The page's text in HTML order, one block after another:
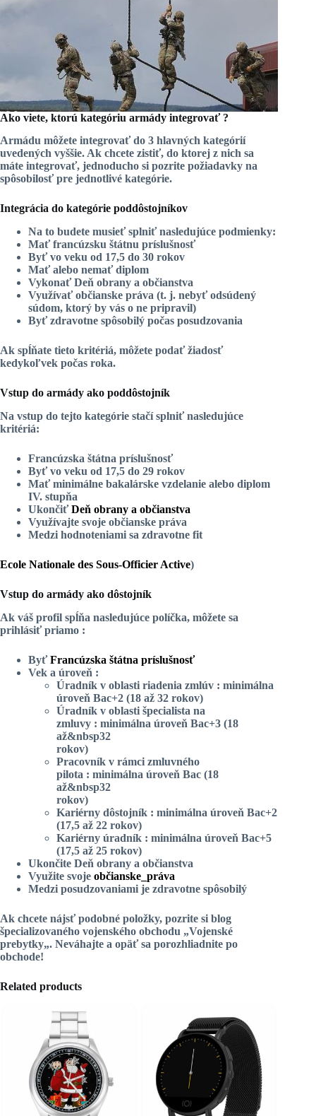
Ako viete, ktorú kategóriu armády integrovať ?
Armádu môžete integrovať do 3 hlavných kategórií
uvedených vyššie. Ak chcete zistiť, do ktorej z nich sa
máte integrovať, jednoducho si pozrite požiadavky na
spôsobilosť pre jednotlivé kategórie.
Integrácia do kategórie poddôstojníkov
Na to budete musieť splniť nasledujúce podmienky:
Mať francúzsku štátnu príslušnosť
Byť vo veku od 17,5 do 30 rokov
Mať alebo nemať diplom
Vykonať Deň obrany a občianstva
Využívať občianske práva (t. j. nebyť odsúdený
súdom, ktorý by vás o ne pripravil)
Byť zdravotne spôsobilý počas posudzovania
Ak spĺňate tieto kritériá, môžete podať žiadosť
kedykoľvek počas roka.
Vstup do armády ako poddôstojník
Na vstup do tejto kategórie stačí splniť nasledujúce
kritériá:
Francúzska štátna príslušnosť
Byť vo veku od 17,5 do 29 rokov
Mať minimálne bakalárske vzdelanie alebo diplom
IV. stupňa
UkončiťDeň obrany a občianstva
Využívajte svoje občianske práva
Medzi hodnoteniami sa zdravotne fit
Ecole Nationale des Sous-Officier Active)
Vstup do armády ako dôstojník
Ak váš profil spĺňa nasledujúce políčka, môžete sa
prihlásiť priamo :
ByťFrancúzska štátna príslušnosť
Vek a úroveň :
Úradník v oblasti riadenia zmlúv : minimálna
úroveň Bac+2 (18 až 32 rokov)
Úradník v oblasti špecialista na
zmluvy : minimálna úroveň Bac+3 (18
až&nbsp32
rokov)
Pracovník v rámci zmluvného
pilota : minimálna úroveň Bac (18
až&nbsp32
rokov)
Kariérny dôstojník : minimálna úroveň Bac+2
(17,5 až 22 rokov)
Kariérny úradník : minimálna úroveň Bac+5
(17,5 až 25 rokov)
Ukončite Deň obrany a občianstva
Využite svoje občianske_práva
Medzi posudzovaniami je zdravotne spôsobilý
Ak chcete nájsť podobné položky, pozrite si blog
špecializovaného vojenského obchodu „Vojenské
prebytky„. Neváhajte a opäť sa porozhliadnite po
obchode!
Related products